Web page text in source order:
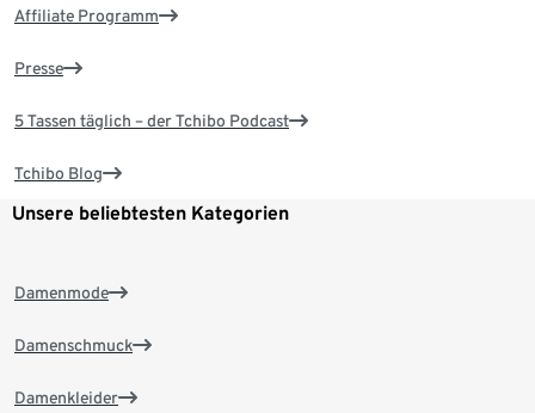
Affiliate Programm
Presse
5 Tassen täglich – der Tchibo Podcast
Tchibo Blog
Unsere beliebtesten Kategorien
Damenmode
Damenschmuck
Damenkleider